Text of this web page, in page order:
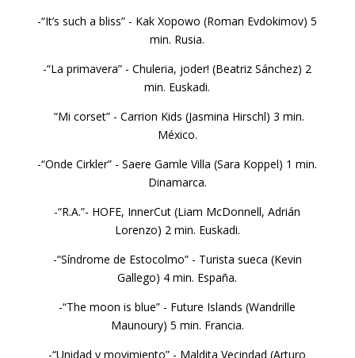
-“It’s such a bliss” - Kak Xopowo (Roman Evdokimov) 5
min. Rusia.
-“La primavera” - Chuleria, joder! (Beatriz Sánchez) 2
min. Euskadi.
“Mi corset” - Carrion Kids (Jasmina Hirschl) 3 min.
México.
-“Onde Cirkler” - Saere Gamle Villa (Sara Koppel) 1 min.
Dinamarca.
-“R.A.”- HOFE, InnerCut (Liam McDonnell, Adrián
Lorenzo) 2 min. Euskadi.
-“Síndrome de Estocolmo” - Turista sueca (Kevin
Gallego) 4 min. España.
-“The moon is blue” - Future Islands (Wandrille
Maunoury) 5 min. Francia.
-“Unidad y movimiento” - Maldita Vecindad (Arturo